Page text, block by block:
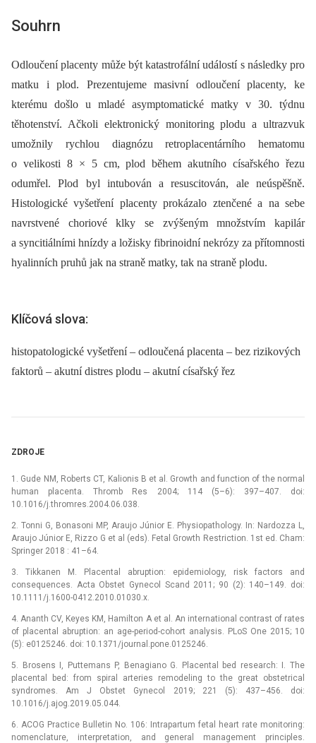
Souhrn
Odloučení placenty může být katastrofální událostí s následky pro
matku i plod. Prezentujeme masivní odloučení placenty, ke
kterému došlo u mladé asymptomatické matky v 30. týdnu
těhotenství. Ačkoli elektronický monitoring plodu a ultrazvuk
umožnily rychlou diagnózu retroplacentárního hematomu
o velikosti 8 × 5 cm, plod během akutního císařského řezu
odumřel. Plod byl intubován a resuscitován, ale neúspěšně.
Histologické vyšetření placenty prokázalo ztenčené a na sebe
navrstvené choriové klky se zvýšeným množstvím kapilár
a syncitiálními hnízdy a ložisky fibrinoidní nekrózy za přítomnosti
hyalinních pruhů jak na straně matky, tak na straně plodu.
Klíčová slova:
histopatologické vyšetření – odloučená placenta – bez rizikových
faktorů – akutní distres plodu – akutní císařský řez
ZDROJE
1. Gude NM, Roberts CT, Kalionis B et al. Growth and function of the normal
human placenta. Thromb Res 2004; 114 (5–6): 397–407. doi:
10.1016/j.thromres.2004.06.038.
2. Tonni G, Bonasoni MP, Araujo Júnior E. Physiopathology. In: Nardozza L,
Araujo Júnior E, Rizzo G et al (eds). Fetal Growth Restriction. 1st ed. Cham:
Springer 2018 : 41–64.
3. Tikkanen M. Placental abruption: epidemiology, risk factors and
consequences. Acta Obstet Gynecol Scand 2011; 90 (2): 140–149. doi:
10.1111/j.1600-0412.2010.01030.x.
4. Ananth CV, Keyes KM, Hamilton A et al. An international contrast of rates
of placental abruption: an age-period-cohort analysis. PLoS One 2015; 10
(5): e0125246. doi: 10.1371/journal.pone.0125246.
5. Brosens I, Puttemans P, Benagiano G. Placental bed research: I. The
placental bed: from spiral arteries remodeling to the great obstetrical
syndromes. Am J Obstet Gynecol 2019; 221 (5): 437–456. doi:
10.1016/j.ajog.2019.05.044.
6. ACOG Practice Bulletin No. 106: Intrapartum fetal heart rate monitoring:
nomenclature, interpretation, and general management principles.